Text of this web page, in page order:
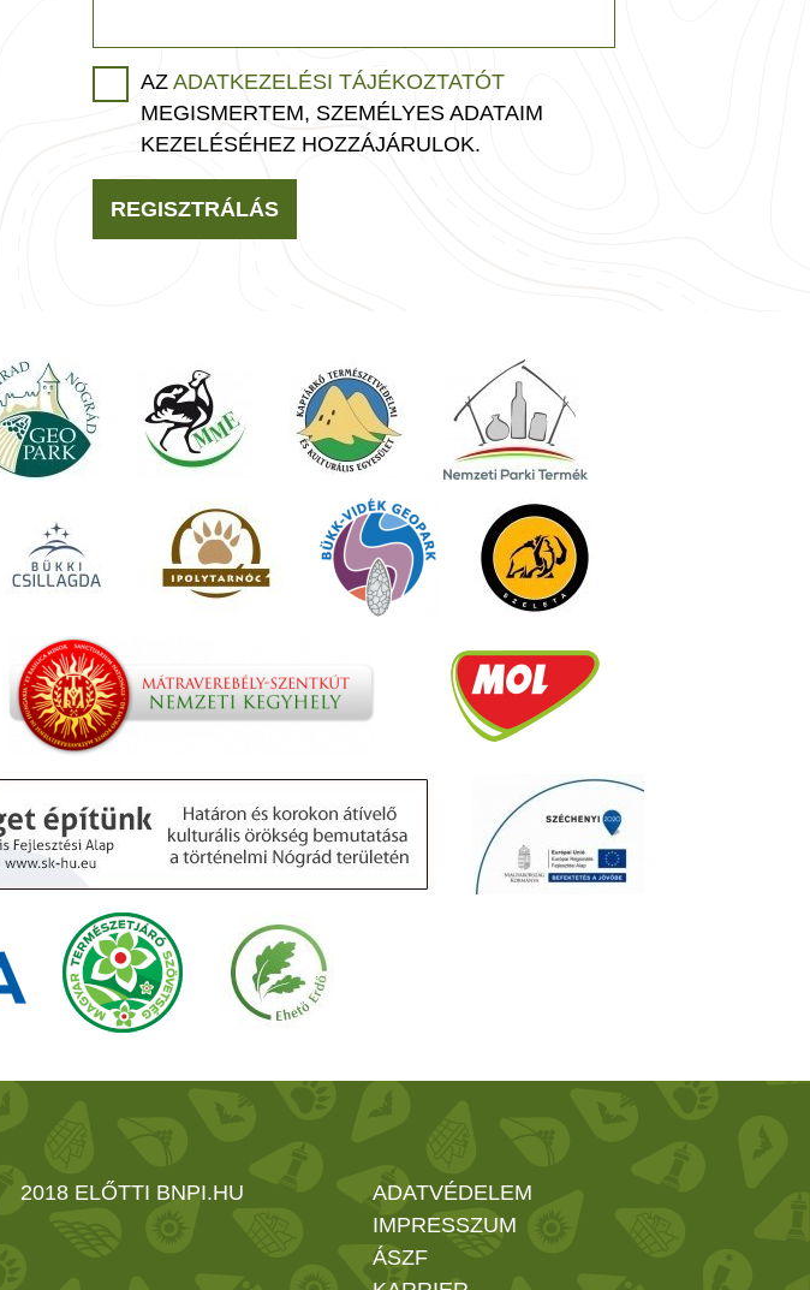
AZ ADATKEZELÉSI TÁJÉKOZTATÓT
MEGISMERTEM, SZEMÉLYES ADATAIM
KEZELÉSÉHEZ HOZZÁJÁRULOK.
REGISZTRÁLÁS
2018 ELŐTTI BNPI.HU
ADATVÉDELEM
IMPRESSZUM
ÁSZF